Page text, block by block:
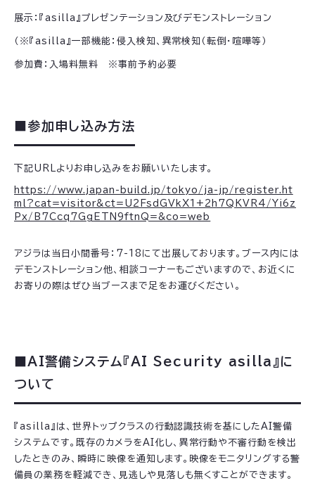
展示：『asilla』プレゼンテーション及びデモンストレーション
（※『asilla』一部機能：侵入検知、異常検知（転倒・喧嘩等）
参加費：入場料無料 ※事前予約必要
■参加申し込み方法
下記URLよりお申し込みをお願いいたします。
https://www.japan-build.jp/tokyo/ja-jp/register.ht
ml?cat=visitor&ct=U2FsdGVkX1+2h7QKVR4/Yi6z
Px/B7Ccq7GgETN9ftnQ=&co=web
アジラは当日小間番号：7-18にて出展しております。ブース内には
デモンストレーション他、相談コーナーもございますので、お近くに
お寄りの際はぜひ当ブースまで足をお運びください。
■AI警備システム『AI Security asilla』に
ついて
『asilla』は、世界トップクラスの行動認識技術を基にしたAI警備
システムです。既存のカメラをAI化し、異常行動や不審行動を検出
したときのみ、瞬時に映像を通知します。映像をモニタリングする警
備員の業務を軽減でき、見逃しや見落しも無くすことができます。